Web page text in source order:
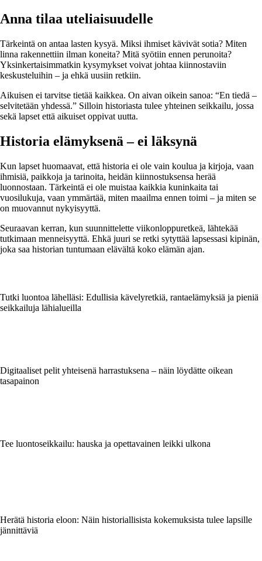
Anna tilaa uteliaisuudelle
Tärkeintä on antaa lasten kysyä. Miksi ihmiset kävivät sotia? Miten
linna rakennettiin ilman koneita? Mitä syötiin ennen perunoita?
Yksinkertaisimmatkin kysymykset voivat johtaa kiinnostaviin
keskusteluihin – ja ehkä uusiin retkiin.
Aikuisen ei tarvitse tietää kaikkea. On aivan oikein sanoa: “En tiedä –
selvitetään yhdessä.” Silloin historiasta tulee yhteinen seikkailu, jossa
sekä lapset että aikuiset oppivat uutta.
Historia elämyksenä – ei läksynä
Kun lapset huomaavat, että historia ei ole vain koulua ja kirjoja, vaan
ihmisiä, paikkoja ja tarinoita, heidän kiinnostuksensa herää
luonnostaan. Tärkeintä ei ole muistaa kaikkia kuninkaita tai
vuosilukuja, vaan ymmärtää, miten maailma ennen toimi – ja miten se
on muovannut nykyisyyttä.
Seuraavan kerran, kun suunnittelette viikonloppuretkeä, lähtekää
tutkimaan menneisyyttä. Ehkä juuri se retki sytyttää lapsessasi kipinän,
joka saa historian tuntumaan elävältä koko elämän ajan.
Tutki luontoa lähelläsi: Edullisia kävelyretkiä, rantaelämyksiä ja pieniä
seikkailuja lähialueilla
Digitaaliset pelit yhteisenä harrastuksena – näin löydätte oikean
tasapainon
Tee luontoseikkailu: hauska ja opettavainen leikki ulkona
Herätä historia eloon: Näin historiallisista kokemuksista tulee lapsille
jännittäviä